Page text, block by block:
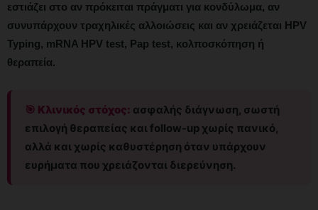
εστιάζει στο αν πρόκειται πράγματι για κονδύλωμα, αν
συνυπάρχουν τραχηλικές αλλοιώσεις και αν χρειάζεται HPV
Typing, mRNA HPV test, Pap test, κολποσκόπηση ή
θεραπεία.
🎯 Κλινικός στόχος: ασφαλής διάγνωση, σωστή
επιλογή θεραπείας και follow-up χωρίς πανικό,
αλλά και χωρίς καθυστέρηση όταν υπάρχουν
ευρήματα που χρειάζονται διερεύνηση.